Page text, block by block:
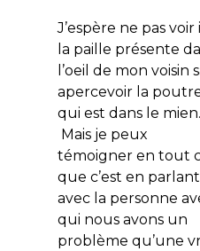
J’espère ne pas voir
la paille présente
l’oeil de mon voisin
apercevoir la
qui est dans le mien.
Mais je peux
témoigner en tout
que c’est en parlant
avec la personne
qui nous avons un
problème qu’une